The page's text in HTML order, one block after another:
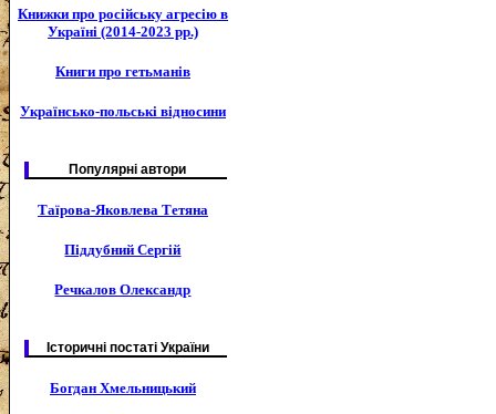
Книжки про російську агресію в
Україні (2014-2023 рр.)
Книги про гетьманів
Українсько-польські відносини
Популярні автори
Таїрова-Яковлева Тетяна
Піддубний Сергій
Речкалов Олександр
Історичні постаті України
Богдан Хмельницький